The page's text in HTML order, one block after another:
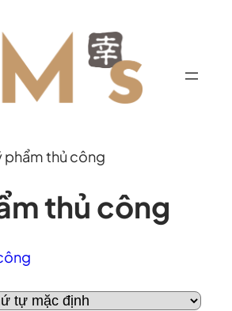
phẩm thủ công
thủ công